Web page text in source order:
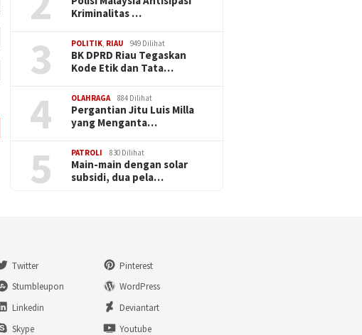
Kriminalitas …
3 POLITIK, RIAU 949 Dilihat
BK DPRD Riau Tegaskan
Kode Etik dan Tata…
4 OLAHRAGA 884 Dilihat
Pergantian Jitu Luis Milla
yang Menganta…
5 PATROLI 830 Dilihat
Main-main dengan solar
subsidi, dua pela…
Twitter
Pinterest
Stumbleupon
WordPress
Linkedin
Deviantart
Skype Youtube